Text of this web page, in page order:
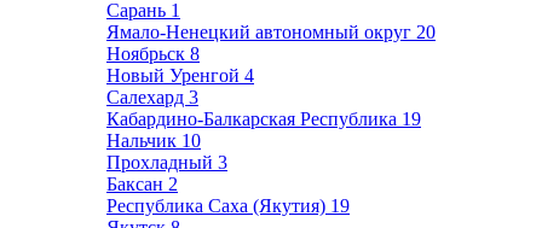
Сарань 1
Ямало-Ненецкий автономный округ 20
Ноябрьск 8
Новый Уренгой 4
Салехард 3
Кабардино-Балкарская Республика 19
Нальчик 10
Прохладный 3
Баксан 2
Республика Саха (Якутия) 19